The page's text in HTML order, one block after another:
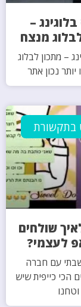
–
מנצח
– מתכון לבלוג
נכון אתר
בתקשורת
שולחים
לעצמי?
עם חברה
הכי כייפית שיש
וטחנו